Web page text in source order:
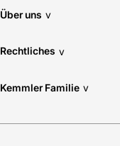
Über uns v
Rechtliches v
Kemmler Familie v